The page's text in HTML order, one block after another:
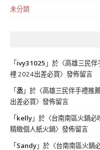
未分類
「 ivy31025 」於〈高雄三民伴
裡 2024出差必買〉發佈留言
「丞」於〈高雄三民伴手禮推
出差必買〉發佈留言
「 kelly」於〈台南南區火鍋必
精緻個人紙火鍋〉發佈留言
「 Sandy」於〈台南南區火鍋